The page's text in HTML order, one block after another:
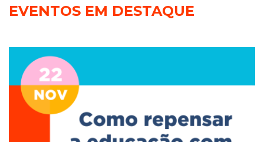
EVENTOS EM DESTAQUE